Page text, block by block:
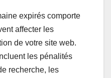
expirés comporte
affecter les
de votre site web.
les pénalités
recherche, les